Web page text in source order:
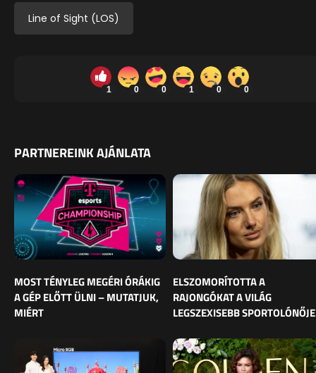
Line of Sight (LOS)
1 0 0 1 0 0
PARTNEREINK AJÁNLATA
MOST TÉNYLEG MEGÉRI ÓRÁKIG
A GÉP ELŐTT ÜLNI – MUTATJUK,
MIÉRT
ELSZOMORÍTOTTA A
RAJONGÓKAT A VILÁG
LEGSZEXISEBB SPORTOLÓNŐJE